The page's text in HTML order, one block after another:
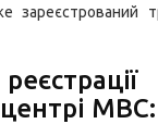
зареєстрований
МВС: